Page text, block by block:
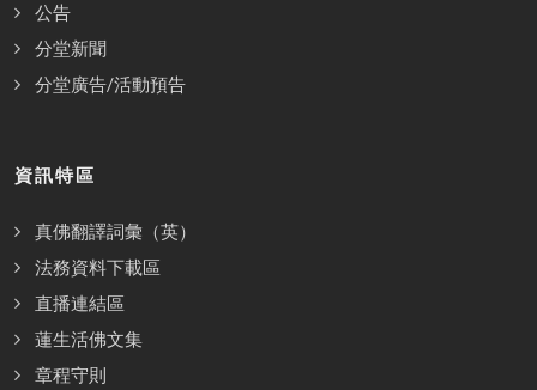
公告
分堂新聞
分堂廣告/活動預告
資訊特區
真佛翻譯詞彙（英）
法務資料下載區
直播連結區
蓮生活佛文集
章程守則